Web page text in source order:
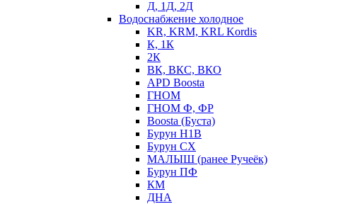
Д, 1Д, 2Д
Водоснабжение холодное
KR, KRM, KRL Kordis
К, 1К
2К
ВК, ВКС, ВКО
APD Boosta
ГНОМ
ГНОМ Ф, ФР
Boosta (Буста)
Бурун Н1В
Бурун СХ
МАЛЫШ (ранее Ручеёк)
Бурун ПФ
КМ
ДНА